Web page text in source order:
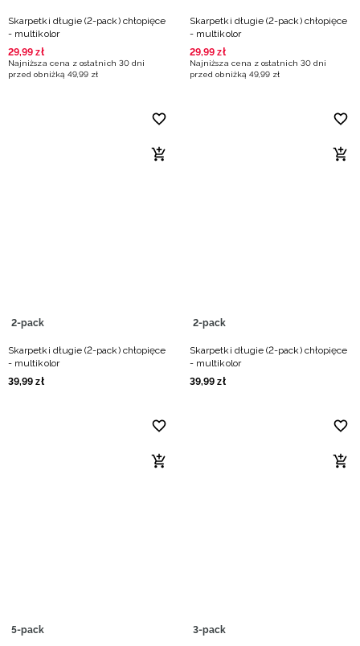
Skarpetki długie (2-pack) chłopięce
- multikolor
29,99 zł
Najniższa cena z ostatnich 30 dni
przed obniżką 49,99 zł
Skarpetki długie (2-pack) chłopięce
- multikolor
29,99 zł
Najniższa cena z ostatnich 30 dni
przed obniżką 49,99 zł
2-pack
Skarpetki długie (2-pack) chłopięce
- multikolor
39,99 zł
2-pack
Skarpetki długie (2-pack) chłopięce
- multikolor
39,99 zł
5-pack 3-pack